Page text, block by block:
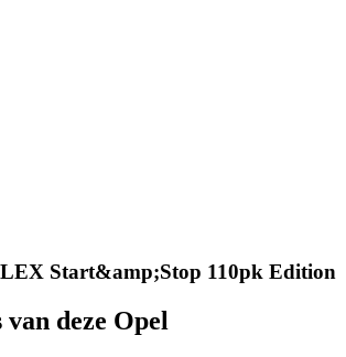
Start&amp;Stop 110pk Edition
van deze Opel